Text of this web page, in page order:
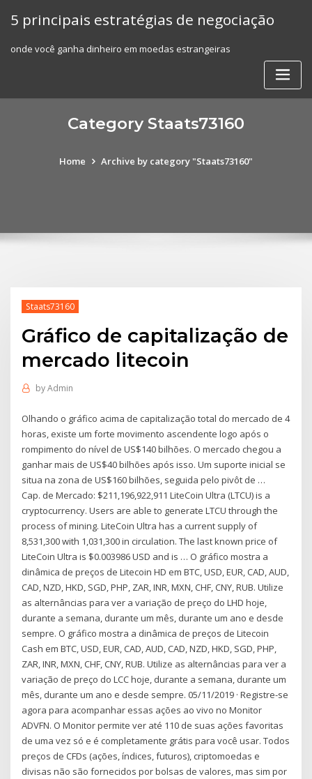
5 principais estratégias de negociação
onde você ganha dinheiro em moedas estrangeiras
Category Staats73160
Home Archive by category "Staats73160"
Staats73160
Gráfico de capitalização de
mercado litecoin
byAdmin
Olhando o gráfico acima de capitalização total do mercado de 4
horas, existe um forte movimento ascendente logo após o
rompimento do nível de US$140 bilhões. O mercado chegou a
ganhar mais de US$40 bilhões após isso. Um suporte inicial se
situa na zona de US$160 bilhões, seguida pelo pivôt de …
Cap. de Mercado: $211,196,922,911 LiteCoin Ultra (LTCU) is a
cryptocurrency. Users are able to generate LTCU through the
process of mining. LiteCoin Ultra has a current supply of
8,531,300 with 1,031,300 in circulation. The last known price of
LiteCoin Ultra is $0.003986 USD and is … O gráfico mostra a
dinâmica de preços de Litecoin HD em BTC, USD, EUR, CAD, AUD,
CAD, NZD, HKD, SGD, PHP, ZAR, INR, MXN, CHF, CNY, RUB. Utilize
as alternâncias para ver a variação de preço do LHD hoje,
durante a semana, durante um mês, durante um ano e desde
sempre. O gráfico mostra a dinâmica de preços de Litecoin
Cash em BTC, USD, EUR, CAD, AUD, CAD, NZD, HKD, SGD, PHP,
ZAR, INR, MXN, CHF, CNY, RUB. Utilize as alternâncias para ver a
variação de preço do LCC hoje, durante a semana, durante um
mês, durante um ano e desde sempre. 05/11/2019 · Registre-se
agora para acompanhar essas ações ao vivo no Monitor
ADVFN. O Monitor permite ver até 110 de suas ações favoritas
de uma vez só e é completamente grátis para você usar. Todos
preços de CFDs (ações, índices, futuros), criptomoedas e
divisas não são fornecidos por bolsas de valores, mas sim por